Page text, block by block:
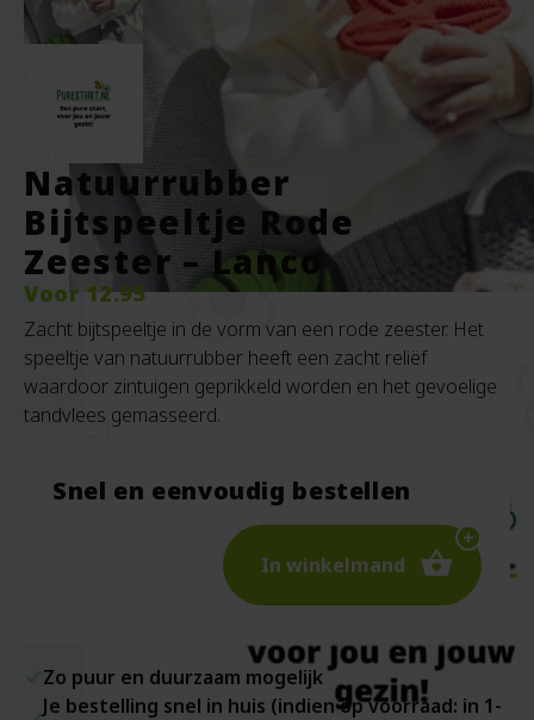
Natuurrubber
Bijtspeeltje Rode
Zeester – Lanco
Voor 12.95
Zacht bijtspeeltje in de vorm van een rode zeester. Het
speeltje van natuurrubber heeft een zacht reliëf
waardoor zintuigen geprikkeld worden en het gevoelige
tandvlees gemasseerd.
Snel en eenvoudig bestellen
In winkelmand
Zo puur en duurzaam mogelijk
Je bestelling snel in huis (indien op voorraad: in 1-